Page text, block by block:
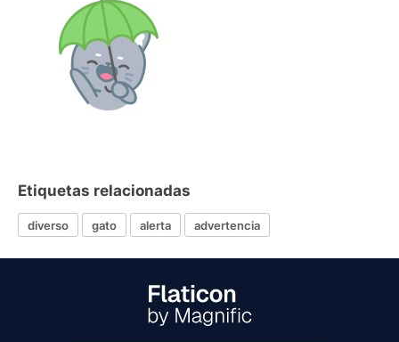
Etiquetas relacionadas
diverso gato alerta advertencia